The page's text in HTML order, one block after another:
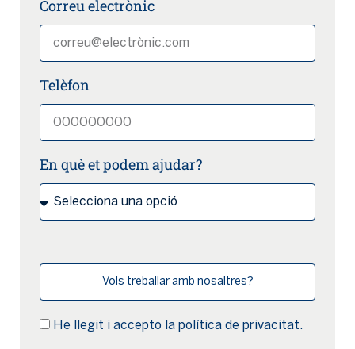
Correu electrònic
Telèfon
En què et podem ajudar?
Vols treballar amb nosaltres?
He llegit i accepto la política de privacitat.